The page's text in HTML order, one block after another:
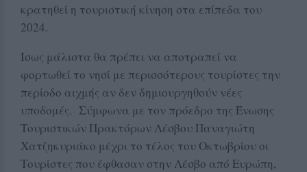
κρατηθεί η τουριστική κίνηση στα επίπεδα του
2024.
Ίσως μάλιστα θα πρέπει να αποτραπεί να
φορτωθεί το νησί με περισσότερους τουρίστες την
περίοδο αιχμής αν δεν δημιουργηθούν νέες
υποδομές. Σύμφωνα με τον πρόεδρο της Ένωσης
Τουριστικών Πρακτόρων Λέσβου Παναγιώτη
Χατζηκυριάκο μέχρι το τέλος του Οκτωβρίου οι
Τουρίστες που έφθασαν στην Λέσβο από Ευρώπη,